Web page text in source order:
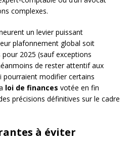
complexes.
un levier puissant
plafonnement global soit
2025 (sauf exceptions
de rester attentif aux
pourraient modifier certains
loi de finances votée en fin
précisions définitives sur le cadre
à éviter